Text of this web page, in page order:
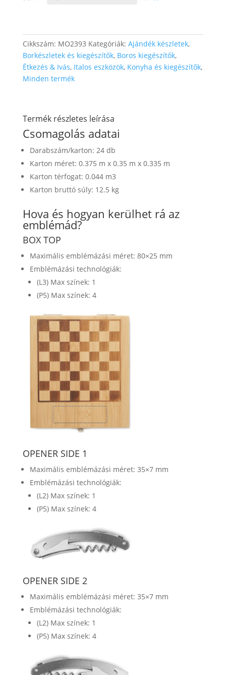
Cikkszám: MO2393 Kategóriák: Ajándék készletek,
Borkészletek és kiegészítők, Boros kiegészítők,
Étkezés & Ivás, Italos eszközök, Konyha és kiegészítők,
Minden termék
Termék részletes leírása
Csomagolás adatai
Darabszám/karton: 24 db
Karton méret: 0.375 m x 0.35 m x 0.335 m
Karton térfogat: 0.044 m3
Karton bruttó súly: 12.5 kg
Hova és hogyan kerülhet rá az
emblémád?
BOX TOP
Maximális emblémázási méret: 80×25 mm
Emblémázási technológiák:
(L3) Max színek: 1
(P5) Max színek: 4
OPENER SIDE 1
Maximális emblémázási méret: 35×7 mm
Emblémázási technológiák:
(L2) Max színek: 1
(P5) Max színek: 4
OPENER SIDE 2
Maximális emblémázási méret: 35×7 mm
Emblémázási technológiák:
(L2) Max színek: 1
(P5) Max színek: 4